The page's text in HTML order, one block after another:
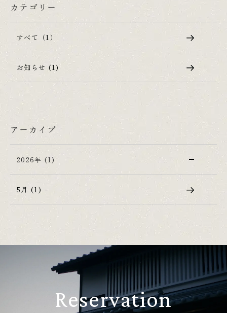
カテゴリー
すべて（1）
お知らせ (1)
アーカイブ
2026年 (1)
5月 (1)
Reservation